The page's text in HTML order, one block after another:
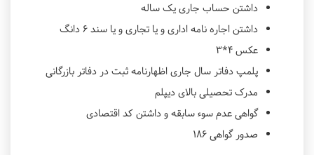
داشتن حساب جاری یک ساله
داشتن اجاره نامه اداری و یا تجاری و یا سند ۶ دانگ
عکس 4*3
پلمپ دفاتر سال جاری اظهارنامه ثبت در دفاتر بازرگانی
مدرک تحصیلی بالای دیپلم
گواهی عدم سوء سابقه و داشتن کد اقتصادی
صدور گواهی ۱۸۶